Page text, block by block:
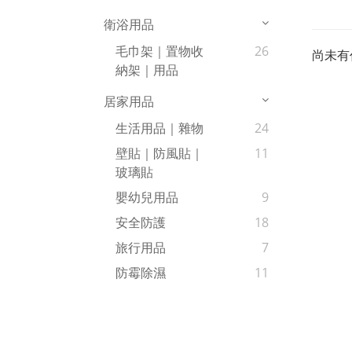
衛浴用品
毛巾架｜置物收
納架｜用品
26
居家用品
生活用品｜雜物
24
壁貼｜防風貼｜
玻璃貼
11
嬰幼兒用品
9
安全防護
18
旅行用品
7
防霉除濕
11
尚未